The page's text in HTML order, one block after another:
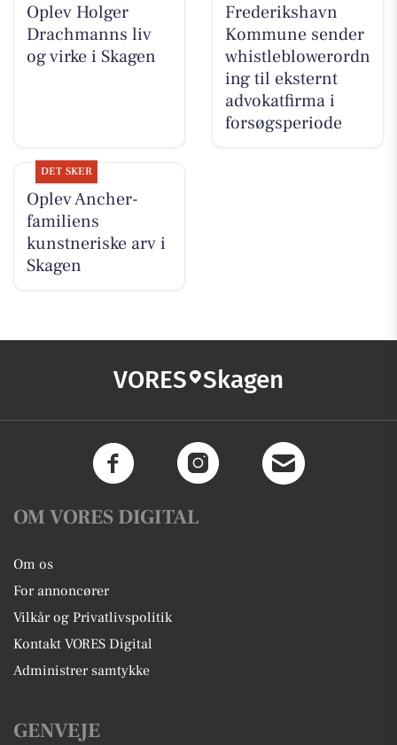
Oplev Holger
Drachmanns liv
og virke i Skagen
Frederikshavn
Kommune sender
whistleblowerordn
ing til eksternt
advokatfirma i
forsøgsperiode
DET SKER
Oplev Ancher-
familiens
kunstneriske arv i
Skagen
VORES Skagen
OM VORES DIGITAL
Om os
For annoncører
Vilkår og Privatlivspolitik
Kontakt VORES Digital
Administrer samtykke
GENVEJE